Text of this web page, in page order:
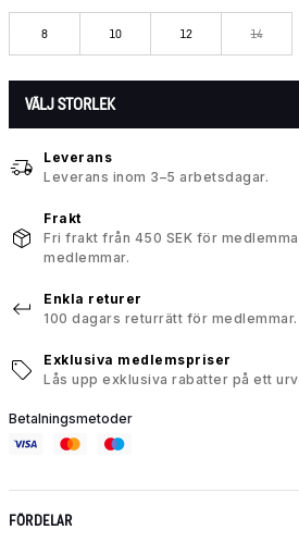
8 10 12 14
VÄLJ STORLEK
Leverans
Leverans inom 3–5 arbetsdagar.
Frakt
Fri frakt från 450 SEK för
medlemmar.
Enkla returer
100 dagars returrätt för medlemmar.
Exklusiva medlemspriser
Lås upp exklusiva rabatter på ett
Betalningsmetoder
FÖRDELAR